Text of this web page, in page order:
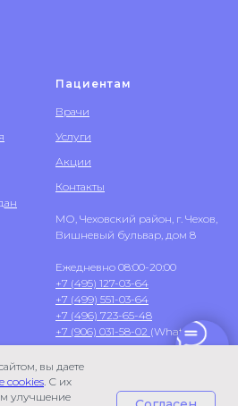
вы даете
cookies. С их
улучшение
Пациентам
Врачи
Услуги
Акции
Контакты
МО, Чеховский район, г. Чехов,
Вишневый бульвар, дом 8
Ежедневно 08:00-20:00
+7 (495) 127-03-64
+7 (499) 551-03-64
+7 (496) 723-65-48
+7 (906) 031-58-02 (WhatsApp)